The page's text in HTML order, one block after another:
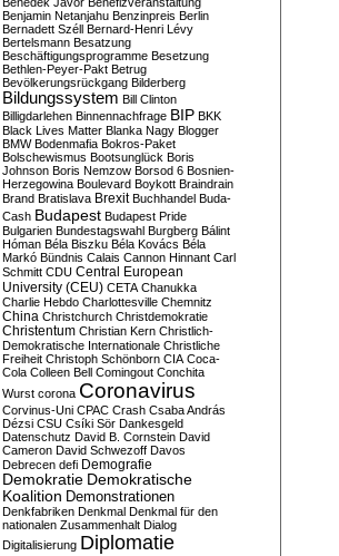
Benjamin Netanjahu Benzinpreis Berlin
Bernadett Széll Bernard-Henri Lévy
Bertelsmann Besatzung
Beschäftigungsprogramme Besetzung
Bethlen-Peyer-Pakt Betrug
Bevölkerungsrückgang Bilderberg
Bildungssystem Bill Clinton
Billigdarlehen Binnennachfrage BIP BKK
Black Lives Matter Blanka Nagy Blogger
BMW Bodenmafia Bokros-Paket
Bolschewismus Bootsunglück Boris
Johnson Boris Nemzow Borsod 6 Bosnien-
Herzegowina Boulevard Boykott Braindrain
Brand Bratislava Brexit Buchhandel Buda-
Cash Budapest Budapest Pride
Bulgarien Bundestagswahl Burgberg Bálint
Hóman Béla Biszku Béla Kovács Béla
Markó Bündnis Calais Cannon Hinnant Carl
Schmitt CDU Central European
University (CEU) CETA Chanukka
Charlie Hebdo Charlottesville Chemnitz
China Christchurch Christdemokratie
Christentum Christian Kern Christlich-
Demokratische Internationale Christliche
Freiheit Christoph Schönborn CIA Coca-
Cola Colleen Bell Comingout Conchita
Wurst corona Coronavirus
Corvinus-Uni CPAC Crash Csaba András
Dézsi CSU Csíki Sör Dankesgeld
Datenschutz David B. Cornstein David
Cameron David Schwezoff Davos
Debrecen defi Demografie
Demokratie Demokratische
Koalition Demonstrationen
Denkfabriken Denkmal Denkmal für den
nationalen Zusammenhalt Dialog
Digitalisierung Diplomatie